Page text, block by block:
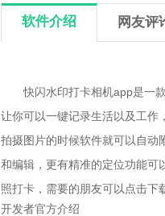
软件介绍 网友评
快闪水印打卡相机app是一款
让你可以一键记录生活以及工作
拍摄图片的时候软件就可以自动
和编辑，更有精准的定位功能可
照打卡，需要的朋友可以点击下
开发者官方介绍